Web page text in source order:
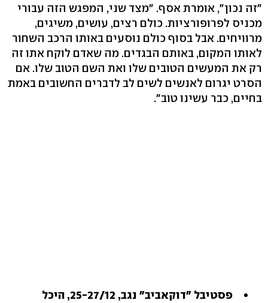
"זה נכון", אומרת אסף. "מצד שני, המפגש הזה עבורי
מכניס לפרופורציות. כולם רצים, עושים, משיגים,
מרוויחים. אבל בסוף כולם נוסעים באותו הרכב השחור
לאותו המקום, באותם הבגדים. מה שאדם לוקח אתו זה
רק את המעשים הטובים שלו ואת השם הטוב שלו. אם
הסרט יגרום לאנשים לשים לב לדברים החשובים באמת
בחיים, כבר עשינו טוב".
פסטיבל "דוקאביב" נגב, 25-27/12, היכל